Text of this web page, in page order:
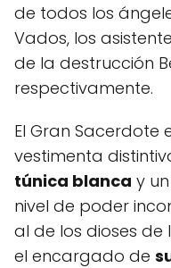
de todos los
Vados, los
de la destrucción
respectivamente.
El Gran Sacerdote
vestimenta
túnica blanca y un
nivel de poder
al de los dioses de
el encargado de